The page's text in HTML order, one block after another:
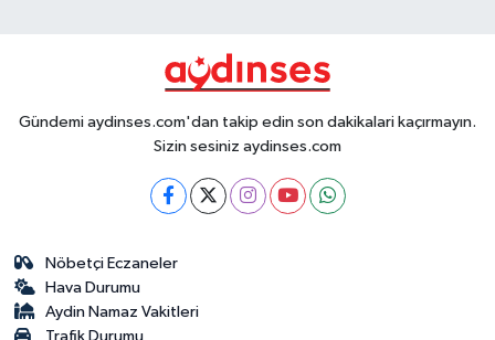
Gündemi aydinses.com'dan takip edin son dakikalari kaçırmayın.
Sizin sesiniz aydinses.com
Nöbetçi Eczaneler
Hava Durumu
Aydin Namaz Vakitleri
Trafik Durumu